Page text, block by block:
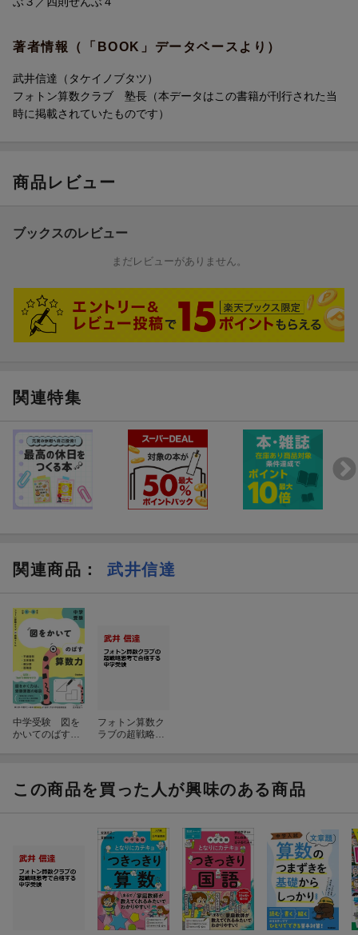
著者情報（「BOOK」データベースより）
武井信達（タケイノブタツ）
フォトン算数クラブ 塾長（本データはこの書籍が刊行された当
時に掲載されていたものです）
商品レビュー
ブックスのレビュー
まだレビューがありません。
関連特集
関連商品 ： 武井信達
中学受験 図を
かいてのばす算
フォトン算数ク
ラブの超戦略思
この商品を買った人が興味のある商品